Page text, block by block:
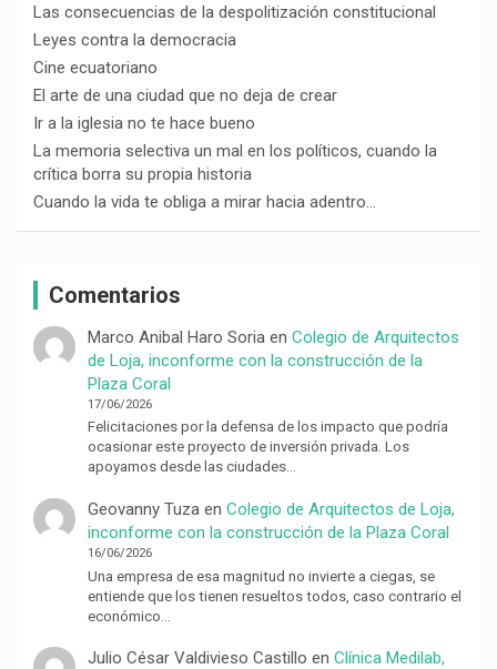
Las consecuencias de la despolitización constitucional
Leyes contra la democracia
Cine ecuatoriano
El arte de una ciudad que no deja de crear
Ir a la iglesia no te hace bueno
La memoria selectiva un mal en los políticos, cuando la
crítica borra su propia historia
Cuando la vida te obliga a mirar hacia adentro…
Comentarios
Marco Anibal Haro Soriaen Colegio de Arquitectos
de Loja, inconforme con la construcción de la
Plaza Coral
17/06/2026
Felicitaciones por la defensa de los impacto que podría
ocasionar este proyecto de inversión privada. Los
apoyamos desde las ciudades…
Geovanny Tuzaen Colegio de Arquitectos de Loja,
inconforme con la construcción de la Plaza Coral
16/06/2026
Una empresa de esa magnitud no invierte a ciegas, se
entiende que los tienen resueltos todos, caso contrario el
económico…
Julio César Valdivieso Castillo en Clínica Medilab,